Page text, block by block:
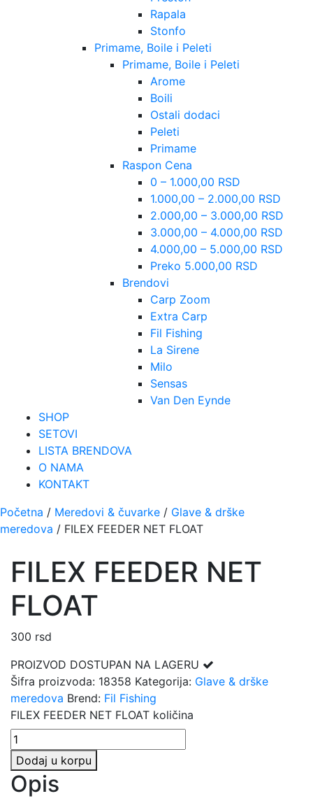
Rapala
Stonfo
Primame, Boile i Peleti
Primame, Boile i Peleti
Arome
Boili
Ostali dodaci
Peleti
Primame
Raspon Cena
0 – 1.000,00 RSD
1.000,00 – 2.000,00 RSD
2.000,00 – 3.000,00 RSD
3.000,00 – 4.000,00 RSD
4.000,00 – 5.000,00 RSD
Preko 5.000,00 RSD
Brendovi
Carp Zoom
Extra Carp
Fil Fishing
La Sirene
Milo
Sensas
Van Den Eynde
SHOP
SETOVI
LISTA BRENDOVA
O NAMA
KONTAKT
Početna / Meredovi & čuvarke / Glave & drške
meredova / FILEX FEEDER NET FLOAT
FILEX FEEDER NET
FLOAT
300 rsd
PROIZVOD DOSTUPAN NA LAGERU
Šifra proizvoda: 18358 Kategorija: Glave & drške
meredova Brend: Fil Fishing
FILEX FEEDER NET FLOAT količina
Dodaj u korpu
Opis